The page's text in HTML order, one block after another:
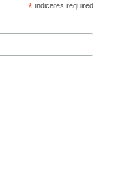
*indicates required